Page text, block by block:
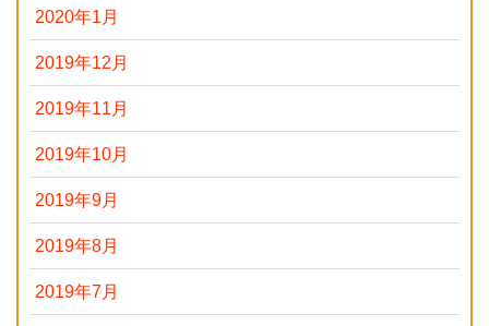
2020年1月
2019年12月
2019年11月
2019年10月
2019年9月
2019年8月
2019年7月